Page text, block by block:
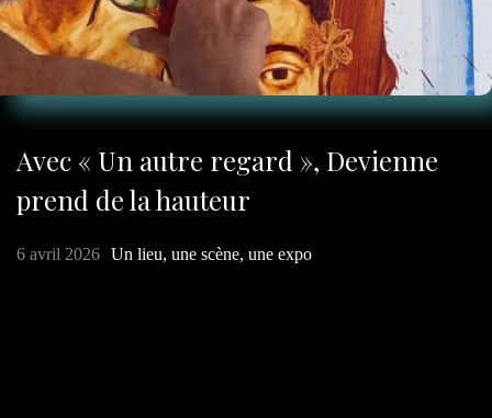
Avec « Un autre regard », Devienne
prend de la hauteur
6 avril 2026 Un lieu, une scène, une expo